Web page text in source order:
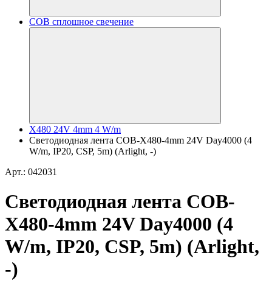
COB сплошное свечение
X480 24V 4mm 4 W/m
Светодиодная лента COB-X480-4mm 24V Day4000 (4
W/m, IP20, CSP, 5m) (Arlight, -)
Арт.: 042031
Светодиодная лента COB-
X480-4mm 24V Day4000 (4
W/m, IP20, CSP, 5m) (Arlight,
-)